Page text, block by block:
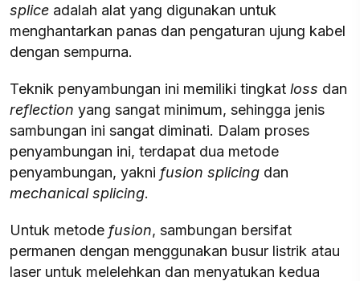
splice adalah alat yang digunakan untuk
menghantarkan panas dan pengaturan ujung kabel
dengan sempurna.
Teknik penyambungan ini memiliki tingkat loss dan
reflection yang sangat minimum, sehingga jenis
sambungan ini sangat diminati. Dalam proses
penyambungan ini, terdapat dua metode
penyambungan, yakni fusion splicing dan
mechanical splicing.
Untuk metode fusion, sambungan bersifat
permanen dengan menggunakan busur listrik atau
laser untuk melelehkan dan menyatukan kedua